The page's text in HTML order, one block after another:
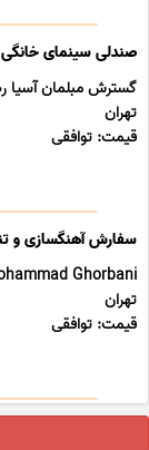
صندلی سینمای
گسترش مبلمان
تهران
قیمت: توافقی
سفارش آهنگسازی و
Ghorbani
تهران
قیمت: توافقی